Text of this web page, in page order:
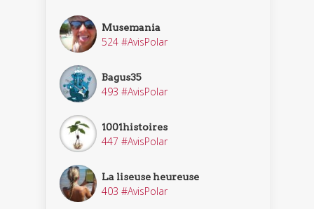
Musemania
524 #AvisPolar
Bagus35
493 #AvisPolar
1001histoires
447 #AvisPolar
La liseuse heureuse
403 #AvisPolar